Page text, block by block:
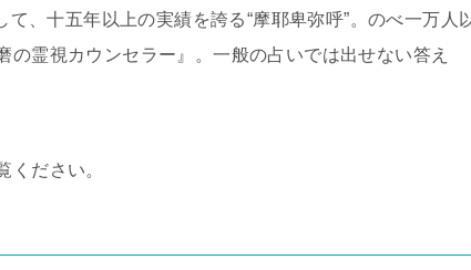
、十五年以上の実績を誇る“摩耶卑弥呼”。のべ一万人
の霊視カウンセラー』。一般の占いでは出せない答え
ください。